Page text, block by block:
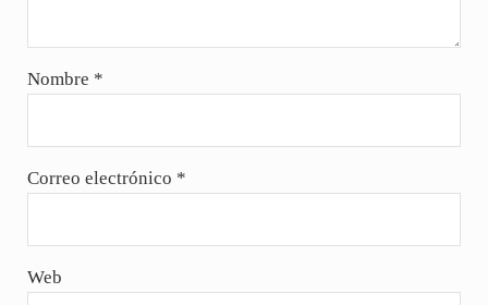
Nombre *
Correo electrónico *
Web